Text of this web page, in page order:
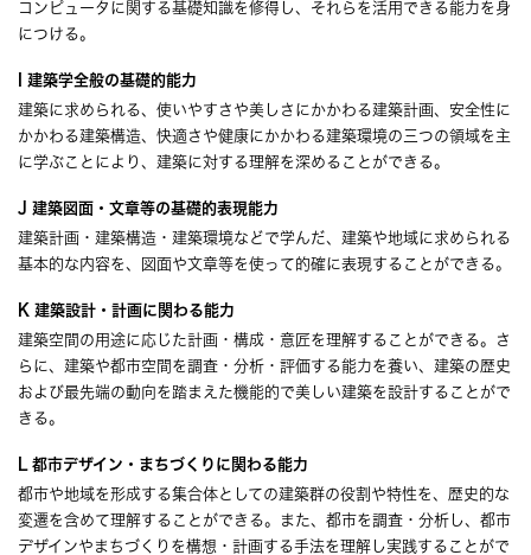
コンピュータに関する基礎知識を修得し、それらを活用できる能力を身
につける。
I 建築学全般の基礎的能力
建築に求められる、使いやすさや美しさにかかわる建築計画、安全性に
かかわる建築構造、快適さや健康にかかわる建築環境の三つの領域を主
に学ぶことにより、建築に対する理解を深めることができる。
J 建築図面・文章等の基礎的表現能力
建築計画・建築構造・建築環境などで学んだ、建築や地域に求められる
基本的な内容を、図面や文章等を使って的確に表現することができる。
K 建築設計・計画に関わる能力
建築空間の用途に応じた計画・構成・意匠を理解することができる。さ
らに、建築や都市空間を調査・分析・評価する能力を養い、建築の歴史
および最先端の動向を踏まえた機能的で美しい建築を設計することがで
きる。
L 都市デザイン・まちづくりに関わる能力
都市や地域を形成する集合体としての建築群の役割や特性を、歴史的な
変遷を含めて理解することができる。また、都市を調査・分析し、都市
デザインやまちづくりを構想・計画する手法を理解し実践することがで